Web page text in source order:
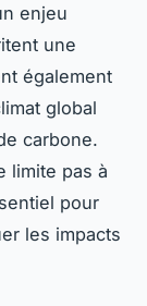
enjeu
une
également
global
carbone.
limite pas à
pour
les impacts